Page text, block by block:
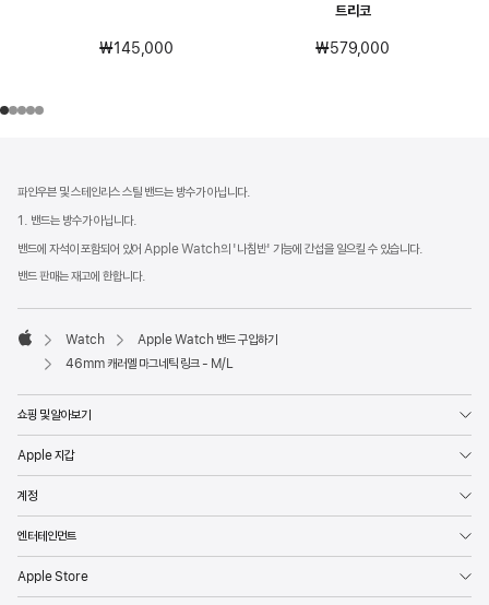
₩145,000
트리코
₩579,000
파인우븐 및 스테인리스 스틸 밴드는 방수가 아닙니다.
1. 밴드는 방수가 아닙니다.
밴드에 자석이 포함되어 있어 Apple Watch의 '나침반' 기능에 간섭을 일으킬 수 있습니다.
밴드 판매는 재고에 한합니다.
Apple
Watch
Apple Watch 밴드 구입하기
46mm 캐러멜 마그네틱 링크 - M/L
쇼핑 및 알아보기
Apple 지갑
계정
엔터테인먼트
Apple Store